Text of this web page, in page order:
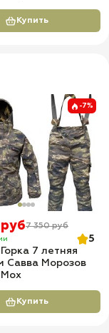
Купить
-7%
7 350 руб
5
7 летняя
Савва Морозов
Купить